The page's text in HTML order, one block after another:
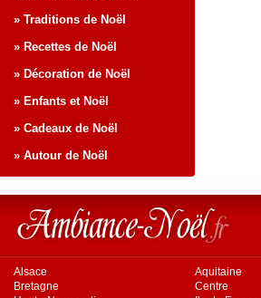
» Traditions de Noël
» Recettes de Noël
» Décoration de Noël
» Enfants et Noël
» Cadeaux de Noël
» Autour de Noël
Alsace Aquitaine
Bretagne
Centre